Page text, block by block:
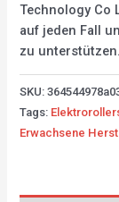
Technology Co
auf jeden Fall
zu unterstützen.
SKU:
Tags:
Erwachsene